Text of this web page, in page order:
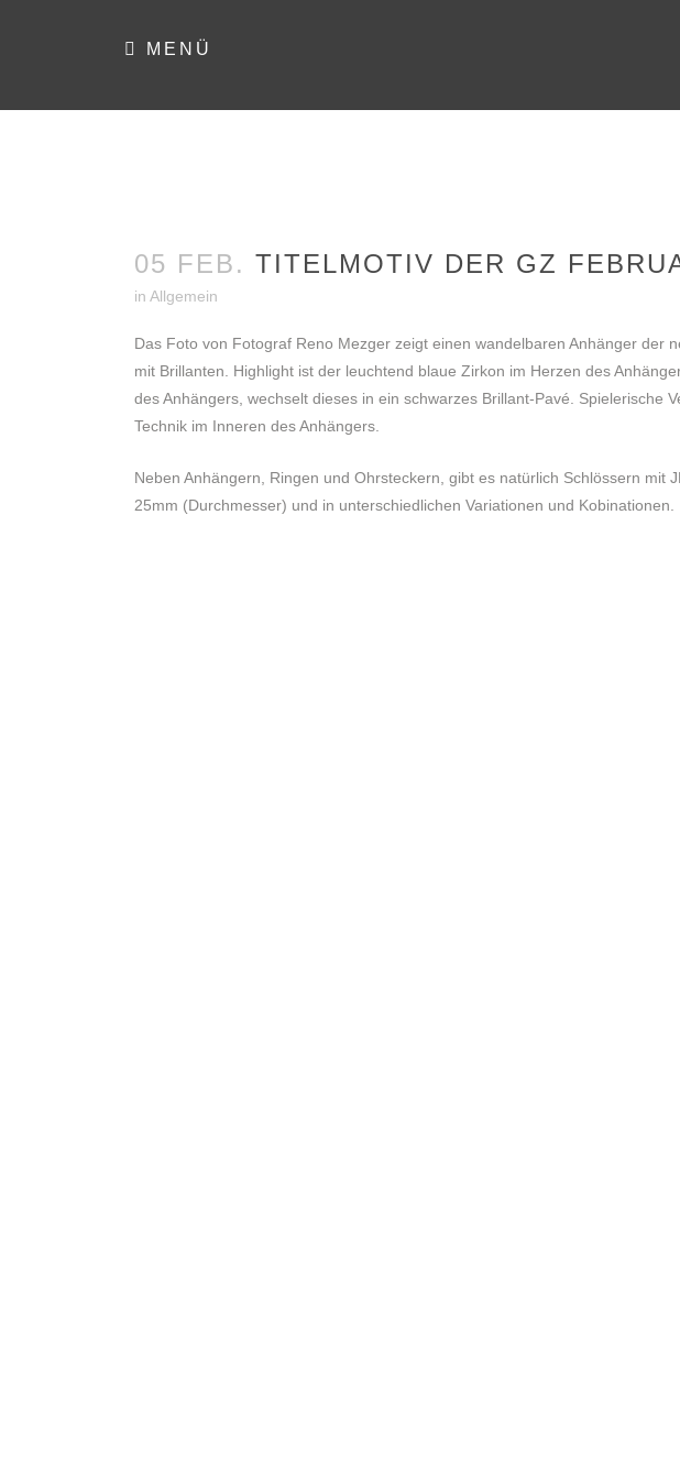
MENÜ
05 FEB. TITELMOTIV DER GZ
in Allgemein
Das Foto von Fotograf Reno Mezger zeigt einen wandelbaren Anhänger der
mit Brillanten. Highlight ist der leuchtend blaue Zirkon im Herzen des
des Anhängers, wechselt dieses in ein schwarzes Brillant-Pavé. Spielerische
Technik im Inneren des Anhängers.
Neben Anhängern, Ringen und Ohrsteckern, gibt es natürlich Schlössern mit
25mm (Durchmesser) und in unterschiedlichen Variationen und Kobinationen.